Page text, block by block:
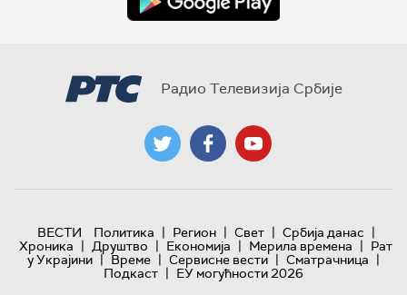
Радио Телевизија Србије
ВЕСТИ Политика | Регион | Свет | Србија данас |
Хроника | Друштво | Економија | Мерила времена | Рат
у Украјини | Време | Сервисне вести | Сматрачница |
Подкаст | ЕУ могућности 2026